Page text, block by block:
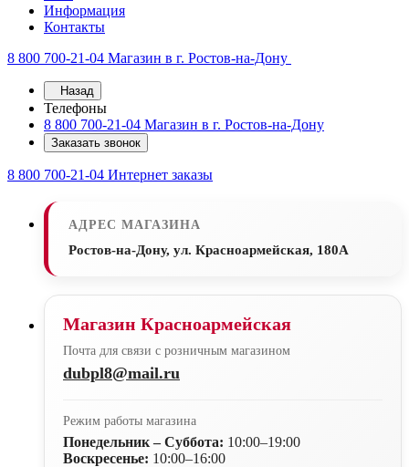
Информация
Контакты
8 800 700-21-04 Магазин в г. Ростов-на-Дону
Назад
Телефоны
8 800 700-21-04 Магазин в г. Ростов-на-Дону
Заказать звонок
8 800 700-21-04 Интернет заказы
АДРЕС МАГАЗИНА
Ростов-на-Дону, ул. Красноармейская, 180А
Магазин Красноармейская
Почта для связи с розничным магазином
dubpl8@mail.ru
Режим работы магазина
Понедельник – Суббота: 10:00–19:00
Воскресенье: 10:00–16:00